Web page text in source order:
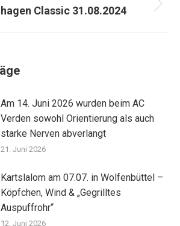
Nächster
Classic 31.08.2024
Am 14. Juni 2026 wurden beim AC
Verden sowohl Orientierung als auch
starke Nerven abverlangt
21. Juni 2026
Kartslalom am 07.07. in Wolfenbüttel –
Köpfchen, Wind & „Gegrilltes
Auspuffrohr“
12. Juni 2026